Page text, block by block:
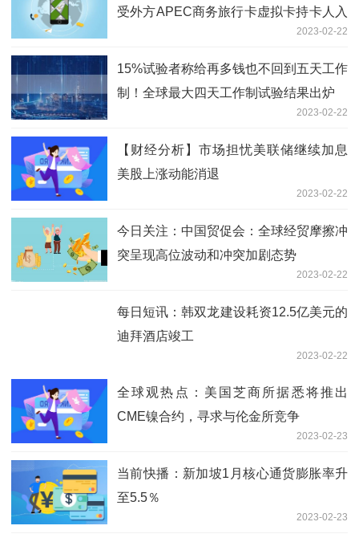
受外方APEC商务旅行卡虚拟卡持卡人入
2023-02-22
15%试验者称给再多钱也不回到五天工作
制！全球最大四天工作制试验结果出炉
2023-02-22
【财经分析】市场担忧美联储继续加息
美股上涨动能消退
2023-02-22
今日关注：中国贸促会：全球经贸摩擦冲
突呈现高位波动和冲突加剧态势
2023-02-22
每日短讯：韩双龙建设耗资12.5亿美元的
迪拜酒店竣工
2023-02-22
全球观热点：美国芝商所据悉将推出
CME镍合约，寻求与伦金所竞争
2023-02-23
当前快播：新加坡1月核心通货膨胀率升
至5.5％
2023-02-23